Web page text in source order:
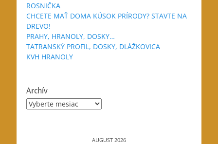
ROSNIČKA
CHCETE MAŤ DOMA KÚSOK PRÍRODY? STAVTE NA
DREVO!
PRAHY, HRANOLY, DOSKY…
TATRANSKÝ PROFIL, DOSKY, DLÁŽKOVICA
KVH HRANOLY
Archív
Archív
AUGUST 2026